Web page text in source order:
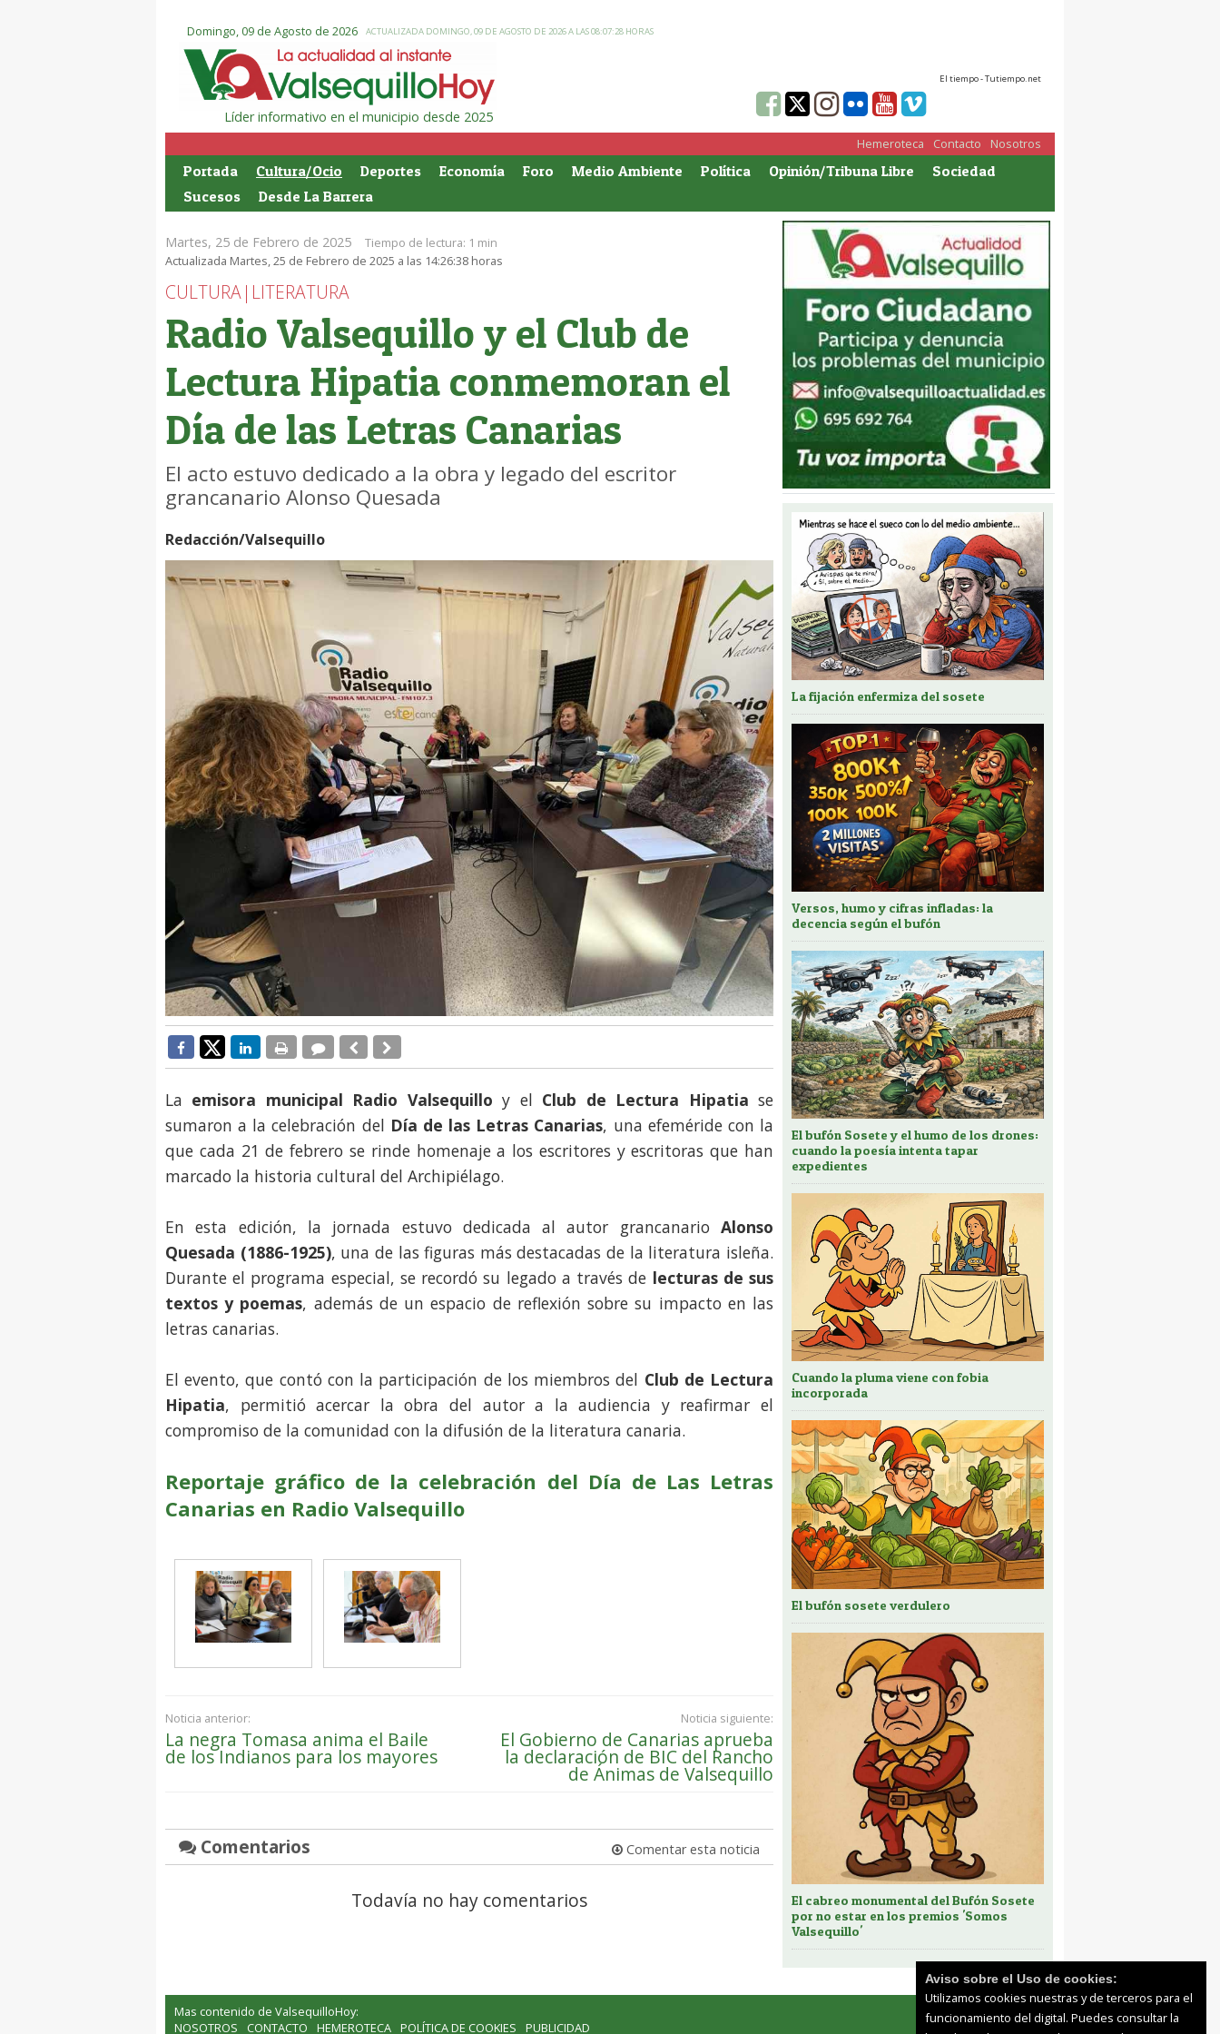
Domingo, 09 de Agosto de 2026 ACTUALIZADA DOMINGO, 09 DE AGOSTO DE 2026 A LAS 08:07:28 HORAS
Líder informativo en el municipio desde 2025
El tiempo - Tutiempo.net
Nosotros
Contacto
Hemeroteca
Portada Cultura/Ocio Deportes Economía Foro Medio Ambiente Política Opinión/Tribuna Libre
Sociedad
Sucesos
Desde La Barrera
Martes, 25 de Febrero de 2025 Tiempo de lectura: 1 min
Actualizada Martes, 25 de Febrero de 2025 a las 14:26:38 horas
CULTURA|LITERATURA
Radio Valsequillo y el Club de
Lectura Hipatia conmemoran el
Día de las Letras Canarias
El acto estuvo dedicado a la obra y legado del escritor
grancanario Alonso Quesada
Redacción/Valsequillo
La emisora municipal Radio Valsequillo y el Club de Lectura Hipatia se
sumaron a la celebración del Día de las Letras Canarias, una efeméride con la
que cada 21 de febrero se rinde homenaje a los escritores y escritoras que han
marcado la historia cultural del Archipiélago.
En esta edición, la jornada estuvo dedicada al autor grancanario Alonso
Quesada (1886-1925), una de las figuras más destacadas de la literatura isleña.
Durante el programa especial, se recordó su legado a través de lecturas de sus
textos y poemas, además de un espacio de reflexión sobre su impacto en las
letras canarias.
El evento, que contó con la participación de los miembros del Club de Lectura
Hipatia, permitió acercar la obra del autor a la audiencia y reafirmar el
compromiso de la comunidad con la difusión de la literatura canaria.
Reportaje gráfico de la celebración del Día de Las Letras
Canarias en Radio Valsequillo
Noticia anterior:
La negra Tomasa anima el Baile
de los Indianos para los mayores
Noticia siguiente:
El Gobierno de Canarias aprueba
la declaración de BIC del Rancho
de Ánimas de Valsequillo
Comentarios Comentar esta noticia
Todavía no hay comentarios
La fijación enfermiza del sosete
Versos, humo y cifras infladas: la
decencia según el bufón
El bufón Sosete y el humo de los drones:
cuando la poesía intenta tapar
expedientes
Cuando la pluma viene con fobia
incorporada
El bufón sosete verdulero
El cabreo monumental del Bufón Sosete
por no estar en los premios 'Somos
Valsequillo'
Mas contenido de ValsequilloHoy:
NOSOTROS
CONTACTO HEMEROTECA POLÍTICA DE COOKIES PUBLICIDAD
Aviso sobre el Uso de cookies:
Utilizamos cookies nuestras y de terceros para el
funcionamiento del digital. Puedes consultar la